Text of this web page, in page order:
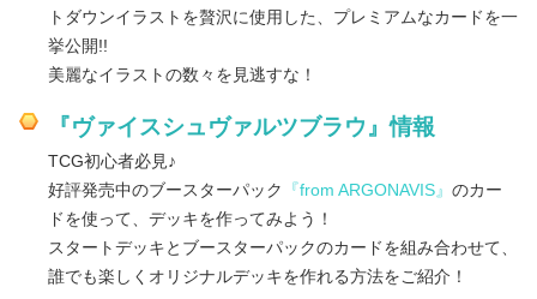
トダウンイラストを贅沢に使用した、プレミアムなカードを一
挙公開!!
美麗なイラストの数々を見逃すな！
『ヴァイスシュヴァルツブラウ』情報
TCG初心者必見♪
好評発売中のブースターパック
『from ARGONAVIS』 のカー
ドを使って、デッキを作ってみよう！
スタートデッキとブースターパックのカードを組み合わせて、
誰でも楽しくオリジナルデッキを作れる方法をご紹介！